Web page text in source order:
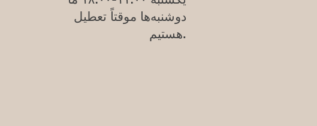
دوشنبه‌ها موقتاً تعطیل
هستیم.